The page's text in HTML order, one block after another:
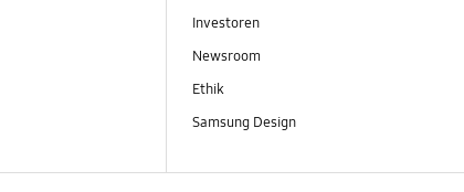
Investoren
Newsroom
Ethik
Samsung Design